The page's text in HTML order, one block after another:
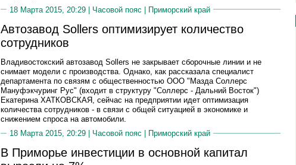
18 Марта 2015, 20:29 | Часовой пояс | Приморский край
Автозавод Sollers оптимизирует количество
сотрудников
Владивостокский автозавод Sollers не закрывает сборочные линии и не
снимает модели с производства. Однако, как рассказала специалист
департамента по связям с общественностью ООО "Мазда Соллерс
Мануфэкчуринг Рус" (входит в структуру "Соллерс - Дальний Восток")
Екатерина ХАТКОВСКАЯ, сейчас на предприятии идет оптимизация
количества сотрудников - в связи с общей ситуацией в экономике и
снижением спроса на автомобили.
18 Марта 2015, 20:29 | Часовой пояс Приморский край
В Приморье инвестиции в основной капитал